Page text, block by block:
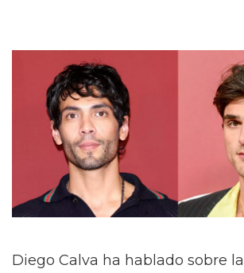
Diego Calva ha hablado sobre